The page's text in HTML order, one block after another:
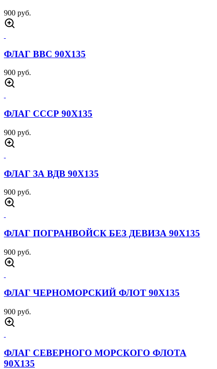
900 руб.
ФЛАГ ВВС 90Х135
900 руб.
ФЛАГ СССР 90Х135
900 руб.
ФЛАГ ЗА ВДВ 90Х135
900 руб.
ФЛАГ ПОГРАНВОЙСК БЕЗ ДЕВИЗА 90Х135
900 руб.
ФЛАГ ЧЕРНОМОРСКИЙ ФЛОТ 90Х135
900 руб.
ФЛАГ СЕВЕРНОГО МОРСКОГО ФЛОТА
90Х135